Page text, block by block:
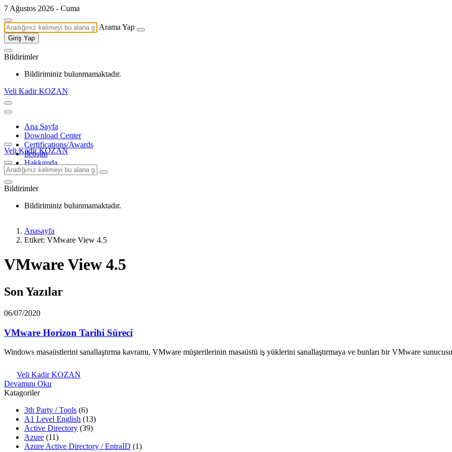
7 Ağustos 2026 - Cuma
Arama Yap
Giriş Yap
Bildirimler
Bildiriminiz bulunmamaktadır.
Veli Kadir KOZAN
Ana Sayfa
Download Center
Certifications/Awards
İletişim
Hakkımda
Veli Kadir KOZAN
Bildirimler
Bildiriminiz bulunmamaktadır.
Anasayfa
Etiket: VMware View 4.5
VMware View 4.5
Son Yazılar
06/07/2020
VMware Horizon Tarihi Süreci
Windows masaüstlerini sanallaştırma kavramı, VMware müşterilerinin masaüstü iş yüklerini sanallaştırmaya ve bunları bir VMware
Veli Kadir KOZAN
Devamını Oku
Katagoriler
3th Party / Tools (6)
A1 Level English (13)
Active Directory (39)
Azure (11)
Azure Active Directory / EntraID (1)